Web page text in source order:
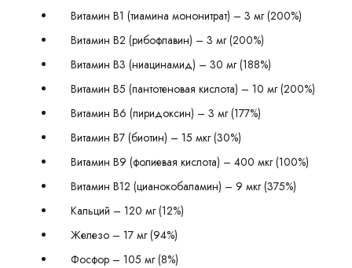
Витамин В1 (тиамина мононитрат) – 3 мг (200%)
Витамин В2 (рибофлавин) – 3 мг (200%)
Витамин B3 (ниацинамид) – 30 мг (188%)
Витамин B5 (пантотеновая кислота) – 10 мг (200%)
Витамин В6 (пиридоксин) – 3 мг (177%)
Витамин B7 (биотин) – 15 мкг (30%)
Витамин B9 (фолиевая кислота) – 400 мкг (100%)
Витамин В12 (цианокобаламин) – 9 мкг (375%)
Кальций – 120 мг (12%)
Железо – 17 мг (94%)
Фосфор – 105 мг (8%)